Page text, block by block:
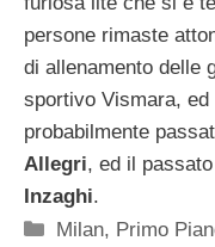
persone rimaste
di allenamento delle
sportivo Vismara,
probabilmente
Allegri, ed il
Inzaghi.
Categorie
Milan, Primo